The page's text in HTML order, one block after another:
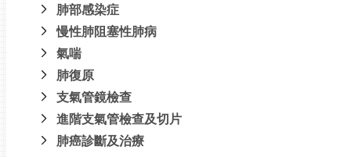
肺部感染症
慢性肺阻塞性肺病
氣喘
肺復原
支氣管鏡檢查
進階支氣管檢查及切片
肺癌診斷及治療